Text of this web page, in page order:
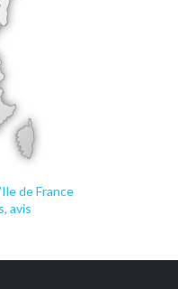
de France
avis